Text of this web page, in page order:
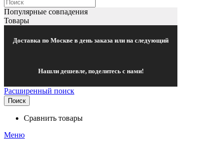
Популярные совпадения
Товары
Доставка по Москве в день заказа или на следующий
Нашли дешевле, поделитесь с нами!
Расширенный поиск
Поиск
Сравнить товары
Меню